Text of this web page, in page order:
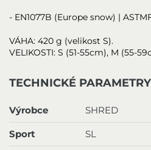
- EN1077B (Europe snow) |
VÁHA: 420 g (velikost S).
VELIKOSTI: S (51-55cm), M (55-
TECHNICKÉ PARAMETRY
Výrobce SHRED
Sport SL